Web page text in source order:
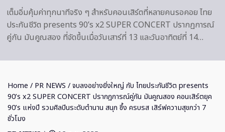
เต็มอิ่มคุ้มค่าทุกนาทีจริง ๆ สำหรับคอนเสิร์ตที่หลายคนรอคอย ไทย
ประกันชีวิต presents 90’s x2 SUPER CONCERT ปรากฏการณ์
คู่กัน มันคูณสอง ที่จัดขึ้นเมื่อวันเสาร์ที่ 13 และวันอาทิตย์ที่ 14…
Home / PR NEWS / จบลงอย่างยิ่งใหญ่ กับ ไทยประกันชีวิต presents
90’s x2 SUPER CONCERT ปรากฏการณ์คู่กัน มันคูณสอง คอนเสิร์ตยุค
90’s แห่งปี รวมศิลปินระดับตำนาน สนุก ซึ้ง ครบรส เสิร์ฟความสุขกว่า 7
ชั่วโมง